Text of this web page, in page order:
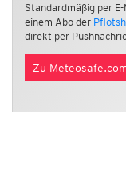
Standardmäßig per
einem Abo der
direkt per
Zu